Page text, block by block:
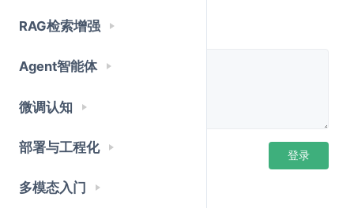
RAG检索增强
Agent智能体
微调认知
部署与工程化
多模态入门
英文的 token
英文比较直观：
1
短单词可能 1 个单词 = 1 token，长单词可能被拆成 2
评论
登录后评论 登录